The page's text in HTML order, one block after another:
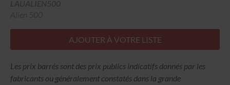
AJOUTER À VOTRE LISTE
Les prix barrés sont des prix publics indicatifs donnés par les
fabricants ou généralement constatés dans la grande